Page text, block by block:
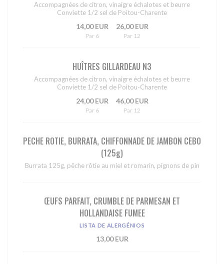
Accompagnées de citron, vinaigre échalotes et beurre
Conviette 1/2 sel de Poitou-Charente
14,00 EUR
Par 6
26,00 EUR
Par 12
HUÎTRES GILLARDEAU N3
Accompagnées de citron, vinaigre échalotes et beurre
Conviette 1/2 sel de Poitou-Charente
24,00 EUR
Par 6
46,00 EUR
Par 12
PECHE ROTIE, BURRATA, CHIFFONNADE DE JAMBON CEBO
(125g)
Burrata 125g, pêche rôtie au miel et romarin, pignons de pin
ŒUFS PARFAIT, CRUMBLE DE PARMESAN ET
HOLLANDAISE FUMEE
LISTA DE ALERGÉNIOS
13,00 EUR